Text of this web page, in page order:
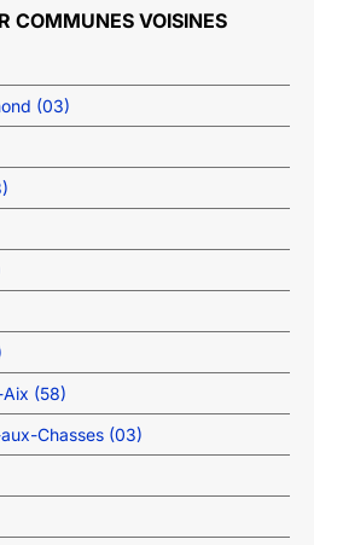
COMMUNES VOISINES
(03)
(58)
Chasses (03)